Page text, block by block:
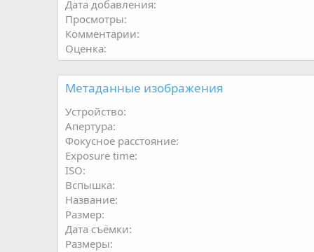
Дата добавления
Просмотры
Комментарии
Оценка
Метаданные изображения
Устройство
Апертура
Фокусное расстояние
Exposure time
ISO
Вспышка
Название
Размер
Дата съёмки
Размеры